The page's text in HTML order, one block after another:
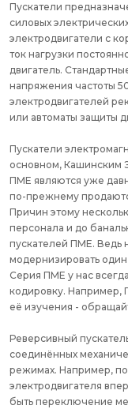
Пускатели
силовых
электродвигатели с
ток нагрузки
двигатель.
напряжения частоты
электродвигателей
или автоматы защиты
Пускатели
основном, Кашинским
ПМЕ являются уже
по-прежнему
Причин этому
персонала и до
пускателей ПМЕ. Ведь
модернизировать
Серия ПМЕ у нас
кодировку. Например,
её изучения -
Реверсивный
соединённых
режимах. Например,
электродвигателя
быть переключение